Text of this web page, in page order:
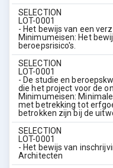
SELECTION
LOT-0001
- Het bewijs van een
Minimumeisen: Het
beroepsrisico's.
SELECTION
LOT-0001
- De studie en
die het project voor de
Minimumeisen:
met betrekking tot
betrokken zijn bij de
SELECTION
LOT-0001
- Het bewijs van
Architecten